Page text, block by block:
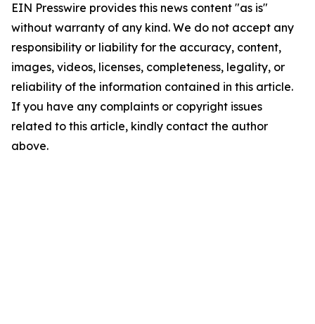
EIN Presswire provides this news content "as is"
without warranty of any kind. We do not accept any
responsibility or liability for the accuracy, content,
images, videos, licenses, completeness, legality, or
reliability of the information contained in this article.
If you have any complaints or copyright issues
related to this article, kindly contact the author
above.